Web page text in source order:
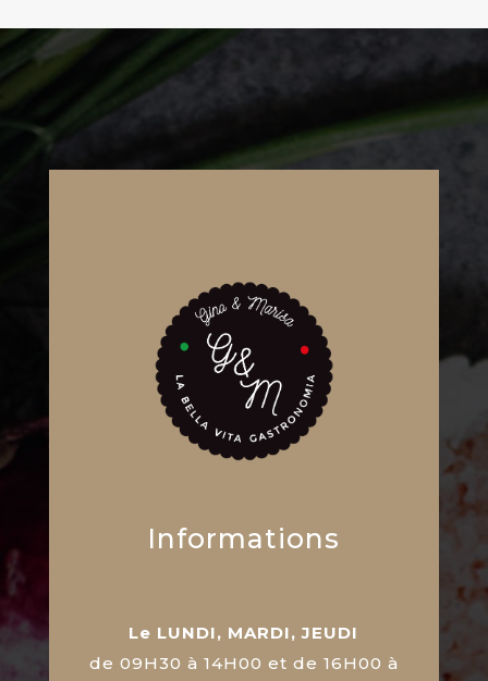
Informations
Le LUNDI, MARDI, JEUDI
de 09H30 à 14H00 et de 16H00 à